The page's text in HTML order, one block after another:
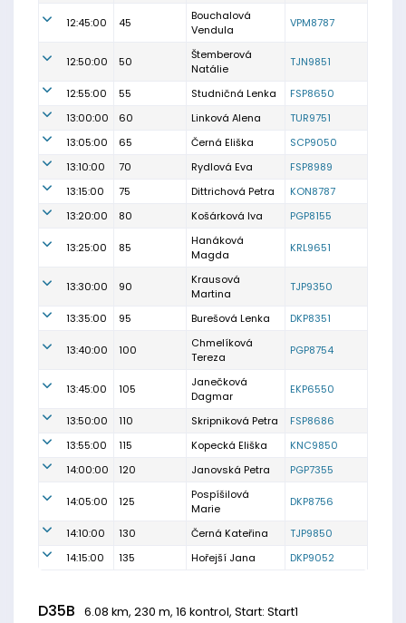
12:45:00 45
Bouchalová
Vendula
VPM8787
12:50:00 50
Štemberová
Natálie
TJN9851
12:55:00 55 Studničná Lenka
FSP8650
13:00:00
60 Linková Alena
TUR9751
13:05:00
65 Černá Eliška
SCP9050
13:10:00
70 Rydlová Eva
FSP8989
13:15:00
75 Dittrichová Petra
KON8787
13:20:00
80 Košárková Iva PGP8155
13:25:00 85
Hanáková
Magda
KRL9651
13:30:00 90
Krausová
Martina
TJP9350
13:35:00 95 Burešová Lenka DKP8351
13:40:00 100
Chmelíková
Tereza
PGP8754
13:45:00 105
Janečková
Dagmar
EKP6550
13:50:00 110 Skripniková Petra
FSP8686
13:55:00
115 Kopecká Eliška
KNC9850
14:00:00
120 Janovská Petra PGP7355
14:05:00 125
Pospíšilová
Marie
DKP8756
14:10:00 130 Černá Kateřina
TJP9850
14:15:00
135 Hořejší Jana DKP9052
D35B 6.08 km, 230 m, 16 kontrol, Start: Start1